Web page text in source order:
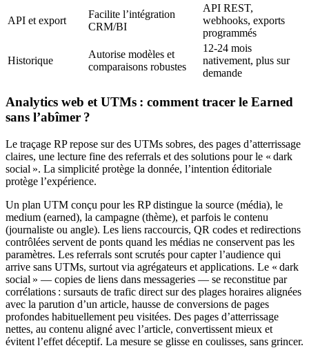
API et export
Facilite l’intégration
CRM/BI
API REST,
webhooks, exports
programmés
Historique
Autorise modèles et
comparaisons robustes
12-24 mois
nativement, plus sur
demande
Analytics web et UTMs : comment tracer le Earned
sans l’abîmer ?
Le traçage RP repose sur des UTMs sobres, des pages d’atterrissage
claires, une lecture fine des referrals et des solutions pour le « dark
social ». La simplicité protège la donnée, l’intention éditoriale
protège l’expérience.
Un plan UTM conçu pour les RP distingue la source (média), le
medium (earned), la campagne (thème), et parfois le contenu
(journaliste ou angle). Les liens raccourcis, QR codes et redirections
contrôlées servent de ponts quand les médias ne conservent pas les
paramètres. Les referrals sont scrutés pour capter l’audience qui
arrive sans UTMs, surtout via agrégateurs et applications. Le « dark
social » — copies de liens dans messageries — se reconstitue par
corrélations : sursauts de trafic direct sur des plages horaires alignées
avec la parution d’un article, hausse de conversions de pages
profondes habituellement peu visitées. Des pages d’atterrissage
nettes, au contenu aligné avec l’article, convertissent mieux et
évitent l’effet déceptif. La mesure se glisse en coulisses, sans grincer.